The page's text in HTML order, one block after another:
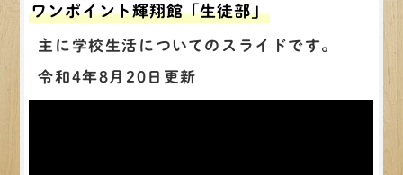
ワンポイント輝翔館「生徒部」
主に学校生活についてのスライドです。
令和4年8月20日更新